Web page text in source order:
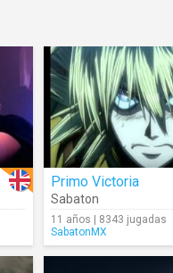
Primo Victoria
Sabaton
11 años | 8343 jugadas
SabatonMX